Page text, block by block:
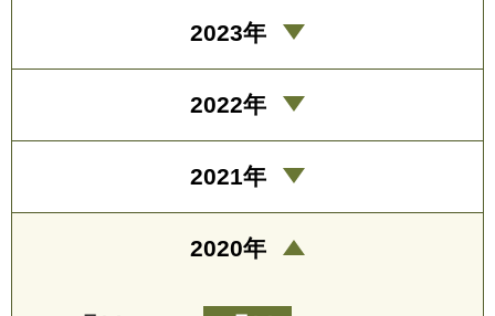
2023年
2022年
2021年
2020年